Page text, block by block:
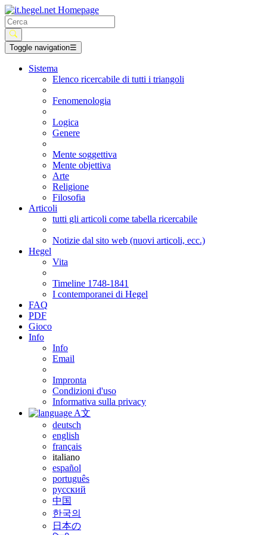
Toggle navigation☰
Sistema
Elenco ricercabile di tutti i triangoli
Fenomenologia
Logica
Genere
Mente soggettiva
Mente objettiva
Arte
Religione
Filosofia
Articoli
tutti gli articoli come tabella ricercabile
Notizie dal sito web (nuovi articoli, ecc.)
Hegel
Vita
Timeline 1748-1841
I contemporanei di Hegel
FAQ
PDF
Gioco
Info
Info
Email
Impronta
Condizioni d'uso
Informativa sulla privacy
A文
deutsch
english
français
italiano
español
português
русский
中国
한국의
日本の